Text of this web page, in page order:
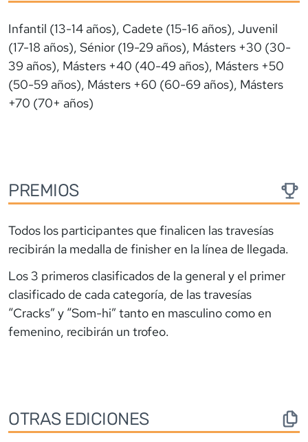
Infantil (13-14 años), Cadete (15-16 años), Juvenil
(17-18 años), Sénior (19-29 años), Másters +30 (30-
39 años), Másters +40 (40-49 años), Másters +50
(50-59 años), Másters +60 (60-69 años), Másters
+70 (70+ años)
PREMIOS
Todos los participantes que finalicen las travesías
recibirán la medalla de finisher en la línea de llegada.
Los 3 primeros clasificados de la general y el primer
clasificado de cada categoría, de las travesías
“Cracks” y “Som-hi” tanto en masculino como en
femenino, recibirán un trofeo.
OTRAS EDICIONES